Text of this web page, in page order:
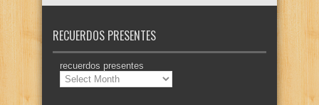
RECUERDOS PRESENTES
recuerdos presentes